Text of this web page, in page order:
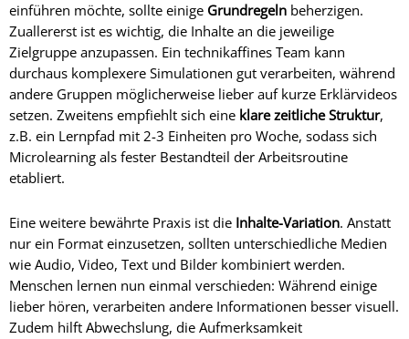
einführen möchte, sollte einige Grundregeln beherzigen.
Zuallererst ist es wichtig, die Inhalte an die jeweilige
Zielgruppe anzupassen. Ein technikaffines Team kann
durchaus komplexere Simulationen gut verarbeiten, während
andere Gruppen möglicherweise lieber auf kurze Erklärvideos
setzen. Zweitens empfiehlt sich eine klare zeitliche Struktur,
z.B. ein Lernpfad mit 2-3 Einheiten pro Woche, sodass sich
Microlearning als fester Bestandteil der Arbeitsroutine
etabliert.
Eine weitere bewährte Praxis ist die Inhalte-Variation. Anstatt
nur ein Format einzusetzen, sollten unterschiedliche Medien
wie Audio, Video, Text und Bilder kombiniert werden.
Menschen lernen nun einmal verschieden: Während einige
lieber hören, verarbeiten andere Informationen besser visuell.
Zudem hilft Abwechslung, die Aufmerksamkeit